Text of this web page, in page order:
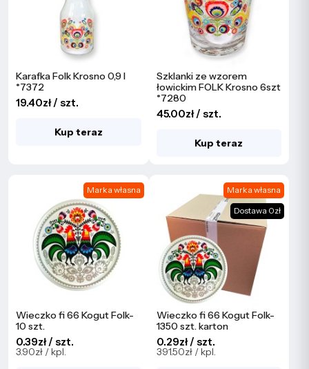
Karafka Folk Krosno 0,9 l
*7372
19.40zł / szt.
Kup teraz
Szklanki ze wzorem
łowickim FOLK Krosno 6szt
*7280
45.00zł / szt.
Kup teraz
Marka własna
Wieczko fi 66 Kogut Folk-
10 szt.
0.39zł / szt.
3.90zł / kpl.
Marka własna
Dostawa 0zł
Wieczko fi 66 Kogut Folk-
1350 szt. karton
0.29zł / szt.
391.50zł / kpl.